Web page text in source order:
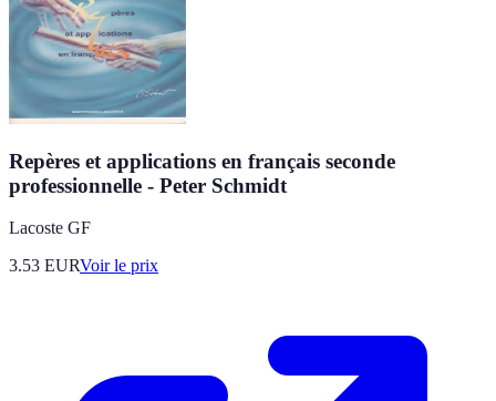
Repères et applications en français seconde
professionnelle - Peter Schmidt
Lacoste GF
3.53 EURVoir le prix